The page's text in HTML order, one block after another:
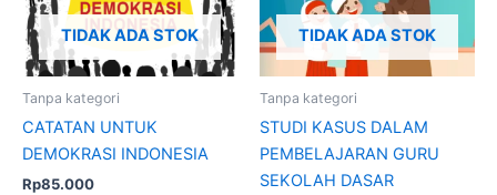
TIDAK ADA STOK
Tanpa kategori
CATATAN UNTUK
DEMOKRASI INDONESIA
Rp85.000
TIDAK ADA STOK
Tanpa kategori
STUDI KASUS DALAM
PEMBELAJARAN GURU
SEKOLAH DASAR